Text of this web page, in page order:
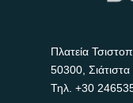
Πλατεία
50300, Σιάτιστα
Τηλ. +30